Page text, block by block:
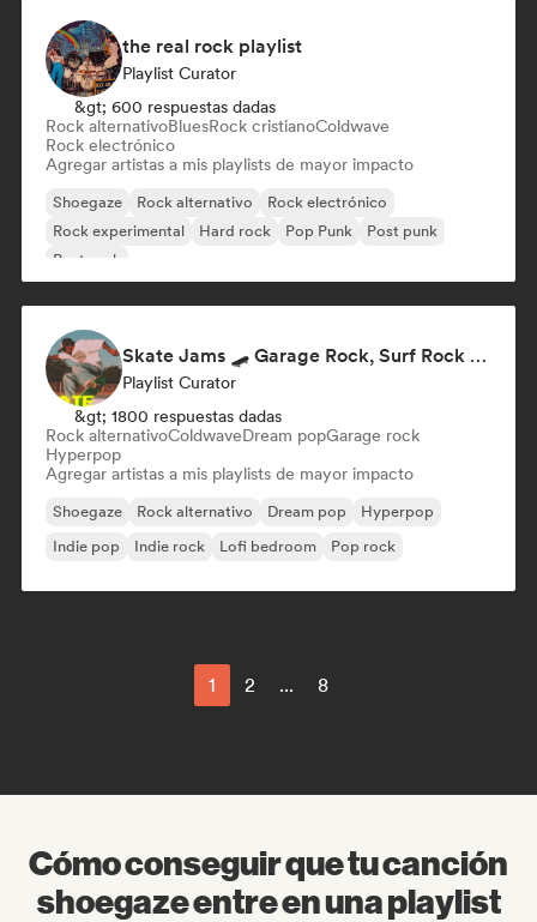
the real rock playlist
Playlist Curator
&gt; 600 respuestas dadas
Rock alternativoBluesRock cristianoColdwave
Rock electrónico
Agregar artistas a mis playlists de mayor impacto
Shoegaze Rock alternativo
Rock electrónico
Rock experimental
Hard rock Pop Punk
Post punk
Post rock
Skate Jams 🛹 Garage Rock, Surf Rock & Neo-Psych
Playlist Curator
&gt; 1800 respuestas dadas
Rock alternativoColdwaveDream popGarage rock
Hyperpop
Agregar artistas a mis playlists de mayor impacto
Shoegaze Rock alternativo Dream pop
Hyperpop
Indie pop
Indie rock Lofi bedroom Pop rock
1 2 ... 8
Cómo conseguir que tu canción
shoegaze entre en una playlist